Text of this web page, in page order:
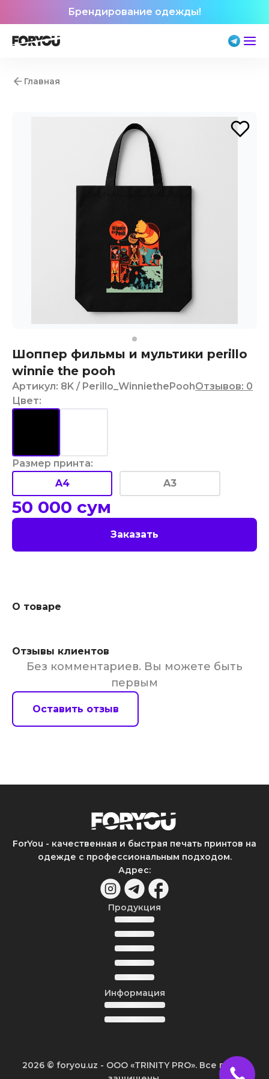
Брендирование одежды!
Главная
Шоппер фильмы и мультики perillo
winnie the pooh
Артикул: 8K / Perillo_WinniethePoohОтзывов: 0
Цвет:
Размер принта:
A4
A3
50 000 сум
Заказать
О товаре
Отзывы клиентов
Без комментариев. Вы можете быть
первым
Оставить отзыв
ForYou - качественная и быстрая печать принтов на
одежде с профессиональным подходом.
Адрес:
Продукция
Информация
2026 © foryou.uz - ООО «TRINITY PRO». Все права